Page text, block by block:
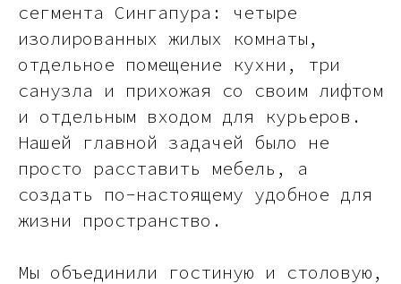
сегмента Сингапура: четыре
изолированных жилых комнаты,
отдельное помещение кухни, три
санузла и прихожая со своим лифтом
и отдельным входом для курьеров.
Нашей главной задачей было не
просто расставить мебель, а
создать по-настоящему удобное для
жизни пространство.
Мы объединили гостиную и столовую,